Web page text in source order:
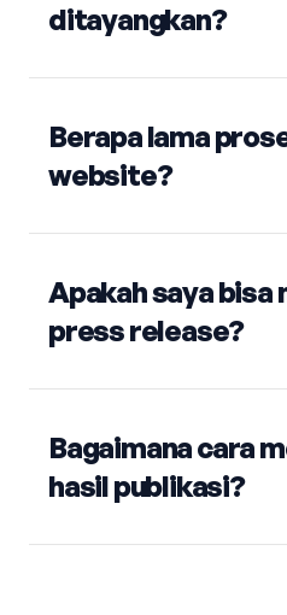
ditayangkan?
Berapa lama
website?
Apakah saya
press release?
Bagaimana cara
hasil publikasi?